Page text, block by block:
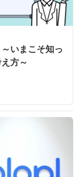
いまこそ知っ
方～